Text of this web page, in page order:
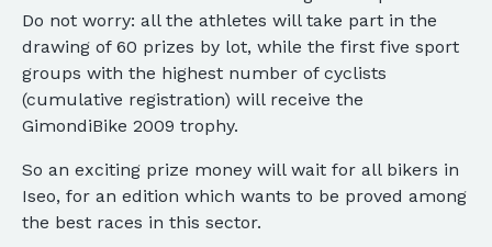
Do not worry: all the athletes will take part in the
drawing of 60 prizes by lot, while the first five sport
groups with the highest number of cyclists
(cumulative registration) will receive the
GimondiBike 2009 trophy.
So an exciting prize money will wait for all bikers in
Iseo, for an edition which wants to be proved among
the best races in this sector.